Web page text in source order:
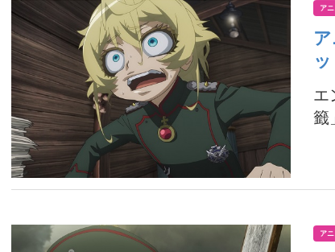
アニ
エ
籤
アニ